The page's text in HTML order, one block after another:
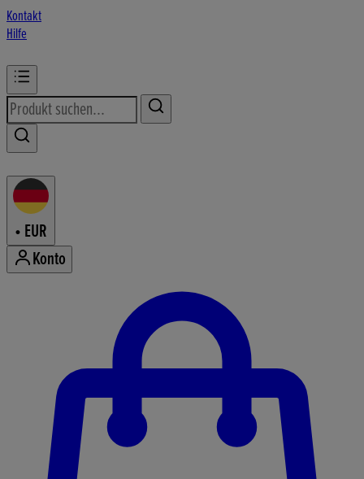
Kontakt
Hilfe
• EUR
Konto